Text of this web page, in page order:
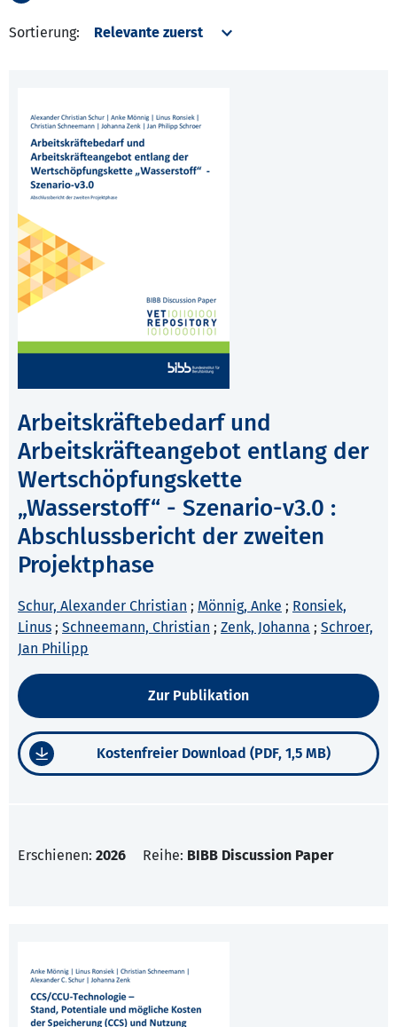
Sortierung:
Arbeitskräftebedarf und
Arbeitskräfteangebot entlang der
Wertschöpfungskette
„Wasserstoff“ - Szenario-v3.0 :
Abschlussbericht der zweiten
Projektphase
Schur, Alexander Christian ; Mönnig, Anke ; Ronsiek,
Linus ; Schneemann, Christian ; Zenk, Johanna ; Schroer,
Jan Philipp
Zur Publikation
Kostenfreier Download (PDF, 1,5 MB)
Erschienen: 2026 Reihe: BIBB Discussion Paper